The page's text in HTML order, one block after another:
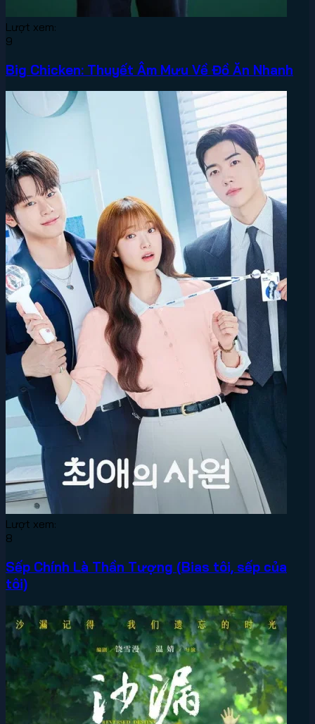
Lượt xem:
9
Big Chicken: Thuyết Âm Mưu Về Đồ Ăn Nhanh
Lượt xem:
8
Sếp Chính Là Thần Tượng (Bias tôi, sếp của
tôi)